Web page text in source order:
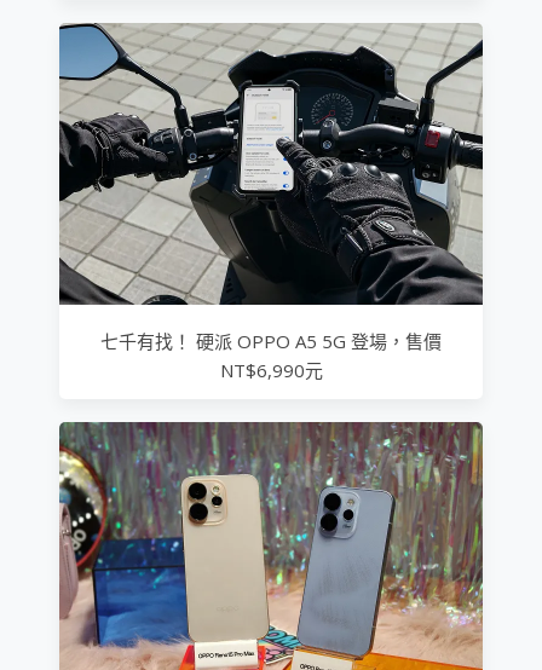
七千有找！ 硬派 OPPO A5 5G 登場，售價
NT$6,990元